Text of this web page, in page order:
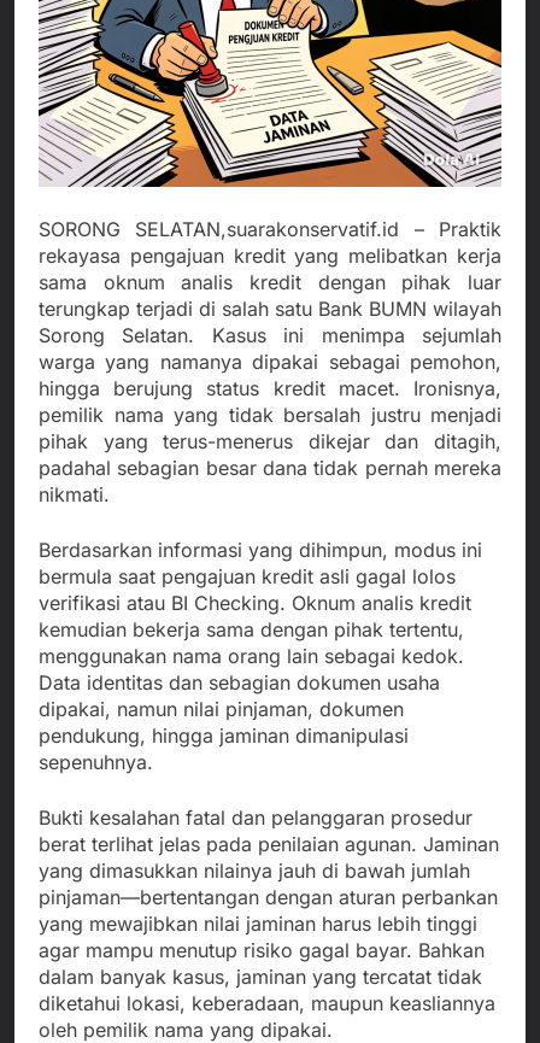
SORONG SELATAN,suarakonservatif.id – Praktik
rekayasa pengajuan kredit yang melibatkan kerja
sama oknum analis kredit dengan pihak luar
terungkap terjadi di salah satu Bank BUMN wilayah
Sorong Selatan. Kasus ini menimpa sejumlah
warga yang namanya dipakai sebagai pemohon,
hingga berujung status kredit macet. Ironisnya,
pemilik nama yang tidak bersalah justru menjadi
pihak yang terus-menerus dikejar dan ditagih,
padahal sebagian besar dana tidak pernah mereka
nikmati.
Berdasarkan informasi yang dihimpun, modus ini
bermula saat pengajuan kredit asli gagal lolos
verifikasi atau BI Checking. Oknum analis kredit
kemudian bekerja sama dengan pihak tertentu,
menggunakan nama orang lain sebagai kedok.
Data identitas dan sebagian dokumen usaha
dipakai, namun nilai pinjaman, dokumen
pendukung, hingga jaminan dimanipulasi
sepenuhnya.
Bukti kesalahan fatal dan pelanggaran prosedur
berat terlihat jelas pada penilaian agunan. Jaminan
yang dimasukkan nilainya jauh di bawah jumlah
pinjaman—bertentangan dengan aturan perbankan
yang mewajibkan nilai jaminan harus lebih tinggi
agar mampu menutup risiko gagal bayar. Bahkan
dalam banyak kasus, jaminan yang tercatat tidak
diketahui lokasi, keberadaan, maupun keasliannya
oleh pemilik nama yang dipakai.